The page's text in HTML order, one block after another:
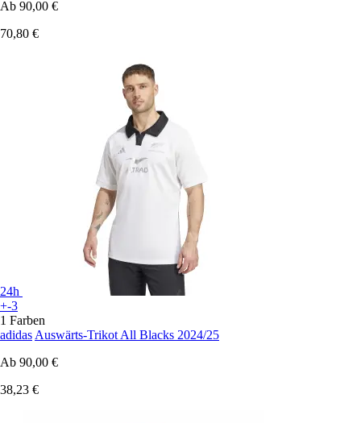
Ab 90,00 €
70,80 €
24h
+-3
1 Farben
adidas Auswärts-Trikot All Blacks 2024/25
Ab 90,00 €
38,23 €